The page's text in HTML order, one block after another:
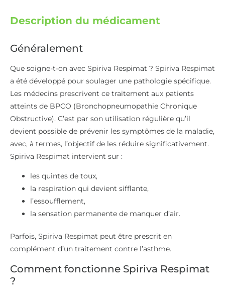
Description du médicament
Généralement
Que soigne-t-on avec Spiriva Respimat ? Spiriva Respimat
a été développé pour soulager une pathologie spécifique.
Les médecins prescrivent ce traitement aux patients
atteints de BPCO (Bronchopneumopathie Chronique
Obstructive). C’est par son utilisation régulière qu’il
devient possible de prévenir les symptômes de la maladie,
avec, à termes, l’objectif de les réduire significativement.
Spiriva Respimat intervient sur :
les quintes de toux,
la respiration qui devient sifflante,
l’essoufflement,
la sensation permanente de manquer d’air.
Parfois, Spiriva Respimat peut être prescrit en
complément d’un traitement contre l’asthme.
Comment fonctionne Spiriva Respimat
?